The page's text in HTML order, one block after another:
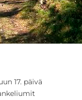
17. päivä